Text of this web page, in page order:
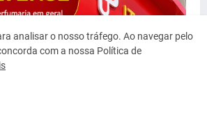
analisar o nosso tráfego. Ao navegar pelo
com a nossa Política de